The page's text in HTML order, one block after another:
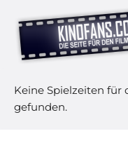
Keine Spielzeiten für
gefunden.